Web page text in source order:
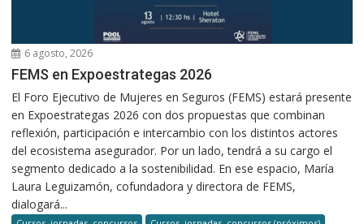
6 agosto, 2026
FEMS en Expoestrategas 2026
El Foro Ejecutivo de Mujeres en Seguros (FEMS) estará presente
en Expoestrategas 2026 con dos propuestas que combinan
reflexión, participación e intercambio con los distintos actores
del ecosistema asegurador. Por un lado, tendrá a su cargo el
segmento dedicado a la sostenibilidad. En ese espacio, María
Laura Leguizamón, cofundadora y directora de FEMS,
dialogará...